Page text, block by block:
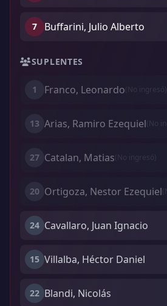
7 Buffarini, Julio Alberto
SUPLENTES
1 Franco, Leonardo(No ingresó)
13 Arias, Ramiro Ezequiel(No
27 Catalan, Matias(No ingresó)
20 Ortigoza, Nestor Ezequiel
24 Cavallaro, Juan Ignacio
15 Villalba, Héctor Daniel
22 Blandi, Nicolás